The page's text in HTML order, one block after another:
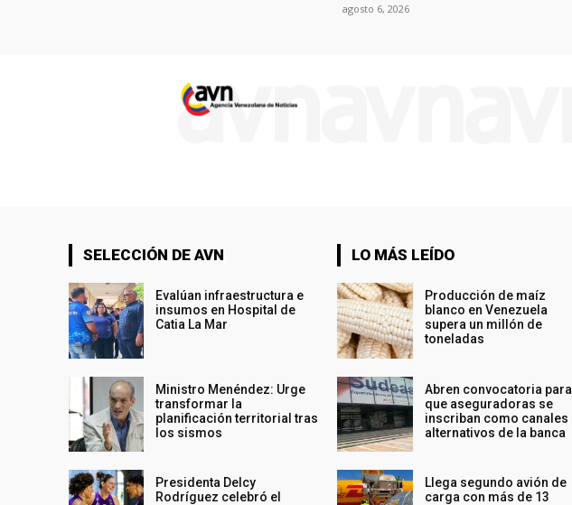
agosto 6, 2026
SELECCIÓN DE AVN
Evalúan infraestructura e
insumos en Hospital de
Catia La Mar
Ministro Menéndez: Urge
transformar la
planificación territorial tras
los sismos
Presidenta Delcy
Rodríguez celebró el
LO MÁS LEÍDO
Producción de maíz
blanco en Venezuela
supera un millón de
toneladas
Abren convocatoria para
que aseguradoras se
inscriban como canales
alternativos de la banca
Llega segundo avión de
carga con más de 13